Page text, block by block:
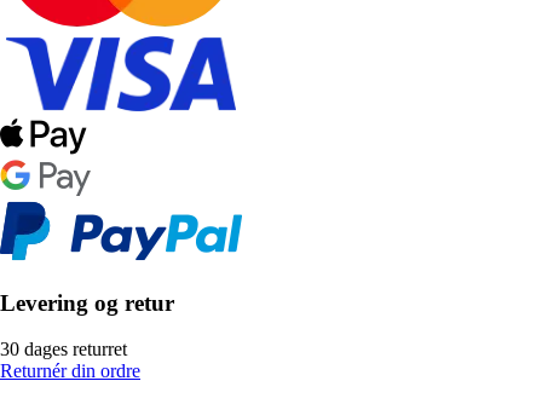
Levering og retur
30 dages returret
Returnér din ordre